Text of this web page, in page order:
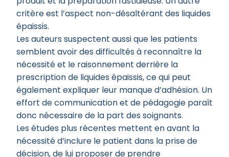
critère est l’aspect non-désaltérant des liquides
épaissis.
Les auteurs suspectent aussi que les patients
semblent avoir des difficultés à reconnaître la
nécessité et le raisonnement derrière la
prescription de liquides épaissis, ce qui peut
également expliquer leur manque d’adhésion. Un
effort de communication et de pédagogie paraît
donc nécessaire de la part des soignants.
Les études plus récentes mettent en avant la
nécessité d’inclure le patient dans la prise de
décision, de lui proposer de prendre